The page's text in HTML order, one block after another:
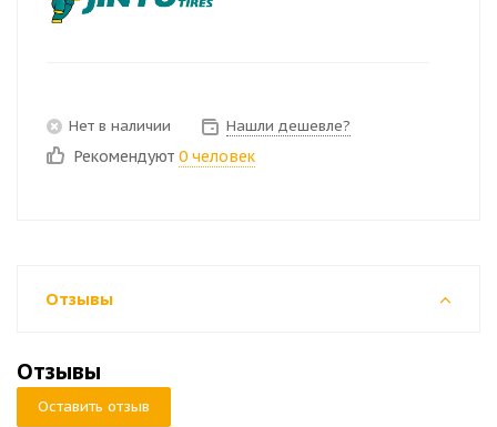
Нет в наличии Нашли дешевле?
Рекомендуют 0 человек
Отзывы
Отзывы
Оставить отзыв